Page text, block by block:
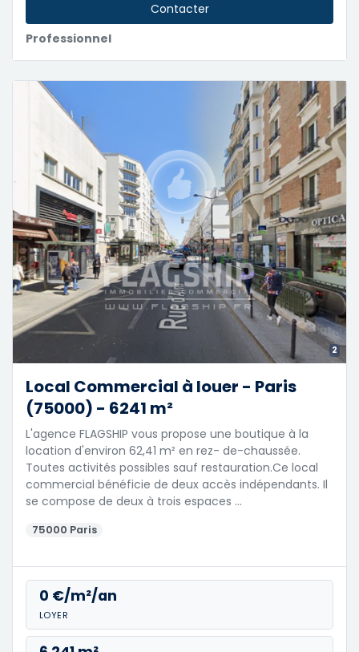
Professionnel
Contacter
2
Local Commercial à louer - Paris
(75000) - 6241 m²
L'agence FLAGSHIP vous propose une boutique à la
location d'environ 62,41 m² en rez- de-chaussée.
Toutes activités possibles sauf restauration.Ce local
commercial bénéficie de deux accès indépendants. Il
se compose de deux à trois espaces …
75000 Paris
0 €/m²/an
LOYER